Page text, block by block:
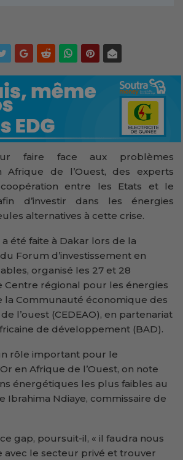
faire face aux problèmes
Afrique de l’Ouest, des experts
entre les Etats et le
d’investir dans les énergies
alternatives à cette crise.
été faite à Dakar lors de la
Forum d’investissement en
organisé les 27 et 28
Centre régional pour les énergies
la Communauté économique des
l’ouest (CEDEAO), en partenariat
de développement (BAD).
rôle important pour le
en Afrique de l’Ouest, on note
énergétiques les plus faibles au
Ibrahima Ndiaye, commissaire de
gap, poursuit-il, « il faudra nous
le secteur privé et trouver